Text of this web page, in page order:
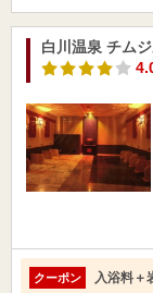
白川温泉 チム
クーポン 入浴料＋